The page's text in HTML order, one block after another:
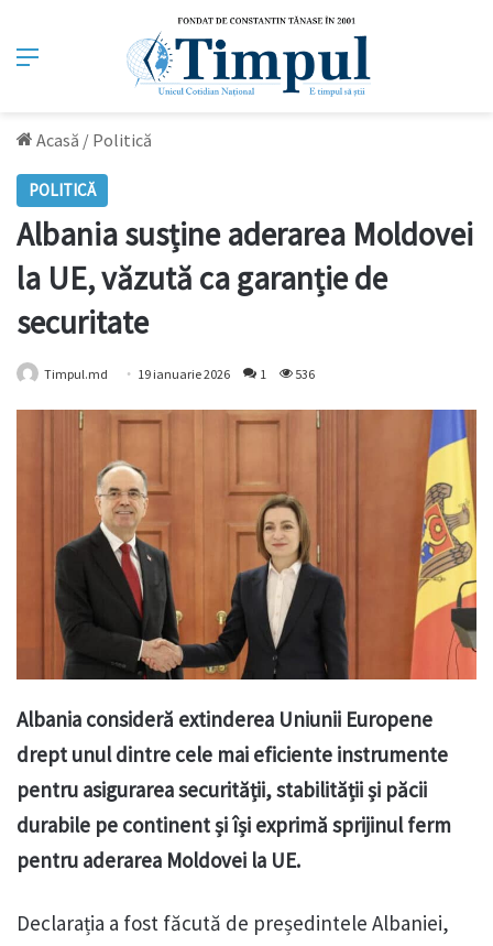
Meniu
Acasă / Politică
POLITICĂ
Albania susține aderarea Moldovei
la UE, văzută ca garanție de
securitate
Timpul.md 19 ianuarie 2026 1 536
Albania consideră extinderea Uniunii Europene
drept unul dintre cele mai eficiente instrumente
pentru asigurarea securității, stabilității și păcii
durabile pe continent și își exprimă sprijinul ferm
pentru aderarea Moldovei la UE.
Declarația a fost făcută de președintele Albaniei,